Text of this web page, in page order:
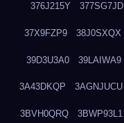
376J215Y 377SG7JD
37X9FZP9 38J0SXQX
39D3U3A0 39LAIWA9
3A43DKQP 3AGNJUCU
3BVH0QRQ 3BWP93L1